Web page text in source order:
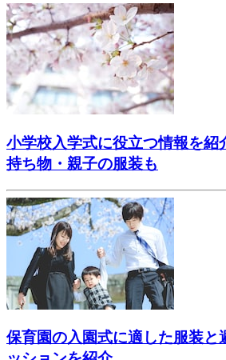
小学校入学式に役立つ情報を紹
持ち物・親子の服装も
保育園の入園式に適した服装と